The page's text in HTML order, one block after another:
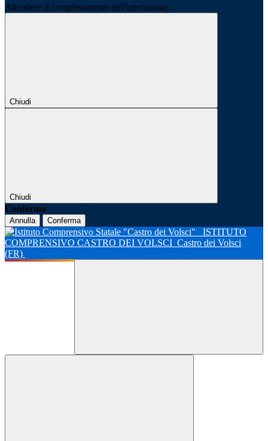
Attendere il completamento dell'operazione...
Chiudi
Chiudi
Conferma
Annulla Conferma
ISTITUTO
COMPRENSIVO CASTRO DEI VOLSCI Castro dei Volsci
(FR)